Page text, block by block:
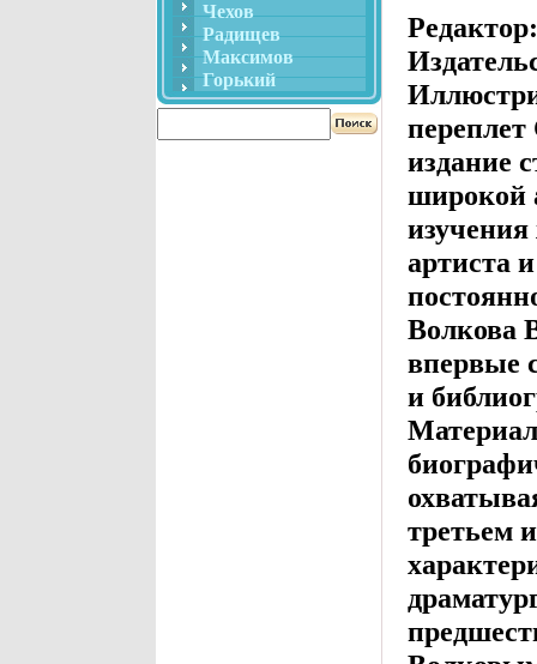
Чехов
Радищев
Максимов
Горький
издание
широкой
артиста
Волкова
впервые
и
третьем